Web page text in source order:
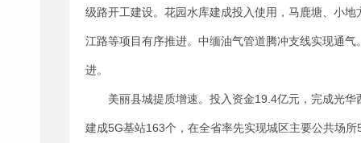
级路开工建设。花园水库建成投入使用，马鹿塘、小
江路等项目有序推进。中缅油气管道腾冲支线实现通
进。
美丽县城提质增速。投入资金19.4亿元，完成光
建成5G基站163个，在全省率先实现城区主要公共场